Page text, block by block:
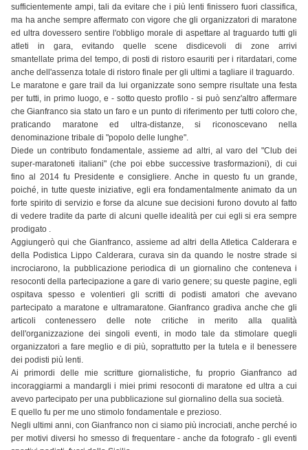
sufficientemente ampi, tali da evitare che i più lenti finissero fuori classifica,
ma ha anche sempre affermato con vigore che gli organizzatori di maratone
ed ultra dovessero sentire l'obbligo morale di aspettare al traguardo tutti gli
atleti in gara, evitando quelle scene disdicevoli di zone arrivi
smantellate prima del tempo, di posti di ristoro esauriti per i ritardatari, come
anche dell'assenza totale di ristoro finale per gli ultimi a tagliare il traguardo.
Le maratone e gare trail da lui organizzate sono sempre risultate una festa
per tutti, in primo luogo, e - sotto questo profilo - si può senz'altro affermare
che Gianfranco sia stato un faro e un punto di riferimento per tutti coloro che,
praticando maratone ed ultra-distanze, si riconoscevano nella
denominazione tribale di "popolo delle lunghe".
Diede un contributo fondamentale, assieme ad altri, al varo del "Club dei
super-maratoneti italiani" (che poi ebbe successive trasformazioni), di cui
fino al 2014 fu Presidente e consigliere. Anche in questo fu un grande,
poiché, in tutte queste iniziative, egli era fondamentalmente animato da un
forte spirito di servizio e forse da alcune sue decisioni furono dovuto al fatto
di vedere tradite da parte di alcuni quelle idealità per cui egli si era sempre
prodigato .
Aggiungerò qui che Gianfranco, assieme ad altri della Atletica Calderara e
della Podistica Lippo Calderara, curava sin da quando le nostre strade si
incrociarono, la pubblicazione periodica di un giornalino che conteneva i
resoconti della partecipazione a gare di vario genere; su queste pagine, egli
ospitava spesso e volentieri gli scritti di podisti amatori che avevano
partecipato a maratone e ultramaratone. Gianfranco gradiva anche che gli
articoli contenessero delle note critiche in merito alla qualità
dell'organizzazione dei singoli eventi, in modo tale da stimolare quegli
organizzatori a fare meglio e di più, soprattutto per la tutela e il benessere
dei podisti più lenti.
Ai primordi delle mie scritture giornalistiche, fu proprio Gianfranco ad
incoraggiarmi a mandargli i miei primi resoconti di maratone ed ultra a cui
avevo partecipato per una pubblicazione sul giornalino della sua società.
E quello fu per me uno stimolo fondamentale e prezioso.
Negli ultimi anni, con Gianfranco non ci siamo più incrociati, anche perché io
per motivi diversi ho smesso di frequentare - anche da fotografo - gli eventi